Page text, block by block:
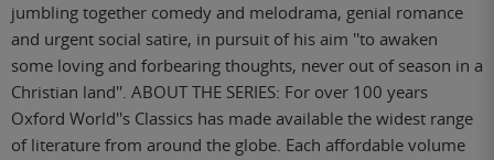
jumbling together comedy and melodrama, genial romance
and urgent social satire, in pursuit of his aim ''to awaken
some loving and forbearing thoughts, never out of season in a
Christian land''. ABOUT THE SERIES: For over 100 years
Oxford World''s Classics has made available the widest range
of literature from around the globe. Each affordable volume